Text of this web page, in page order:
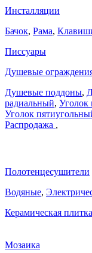
Инсталляции
Бачок, Рама,
Писсуары
Душевые
Душевые поддоны,
радиальный, Уголок
Уголок
Распродажа ,
Полотенцесушители
Водяные,
Керамическая
Мозаика